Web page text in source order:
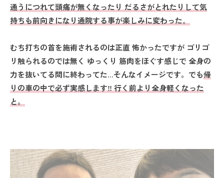
通うにつれて頭痛が無くなったり だるさがとれたりして気
持ちも前向きになり通院する事が楽しみに変わった。
むち打ちの首を施術されるのは正直 怖かったですが ゴリゴ
リ触られるのでは無く ゆっくり 筋肉をほぐす感じで 全身の
力を抜いてる間に終わってた…そんなイメージです。でも帰
りの車の中で必ず実感します‼ 行く前より全身軽くなった
と。